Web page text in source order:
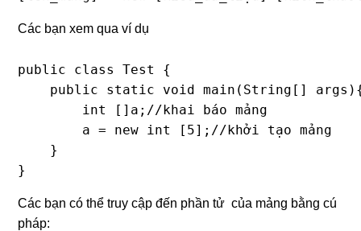
Các bạn xem qua ví dụ
public class Test {
public static void main(String[]
        int []a;//khai báo mảng
        a = new int [5];//khởi tạo mảng
    }
}
Các bạn có thể truy cập đến phần tử của mảng bằng cú
pháp: